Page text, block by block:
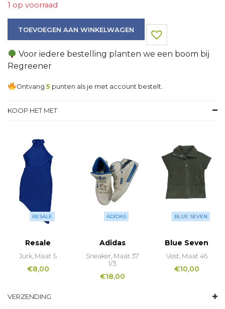
1 op voorraad
TOEVOEGEN AAN WINKELWAGEN
Voor iedere bestelling planten we een boom bij
Regreener
Ontvang5 punten als je met account bestelt.
KOOP HET MET
RESALE
Resale
Jurk, Maat S
€8,00
ADIDAS
Adidas
Sneaker, Maat 37
1/3
€18,00
BLUE SEVEN
Blue Seven
Vest, Maat 46
€10,00
VERZENDING